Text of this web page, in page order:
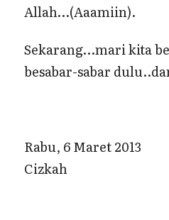
Allah…(Aaamiin).
Sekarang…mari kita
besabar-sabar
Rabu, 6 Maret 2013
Cizkah